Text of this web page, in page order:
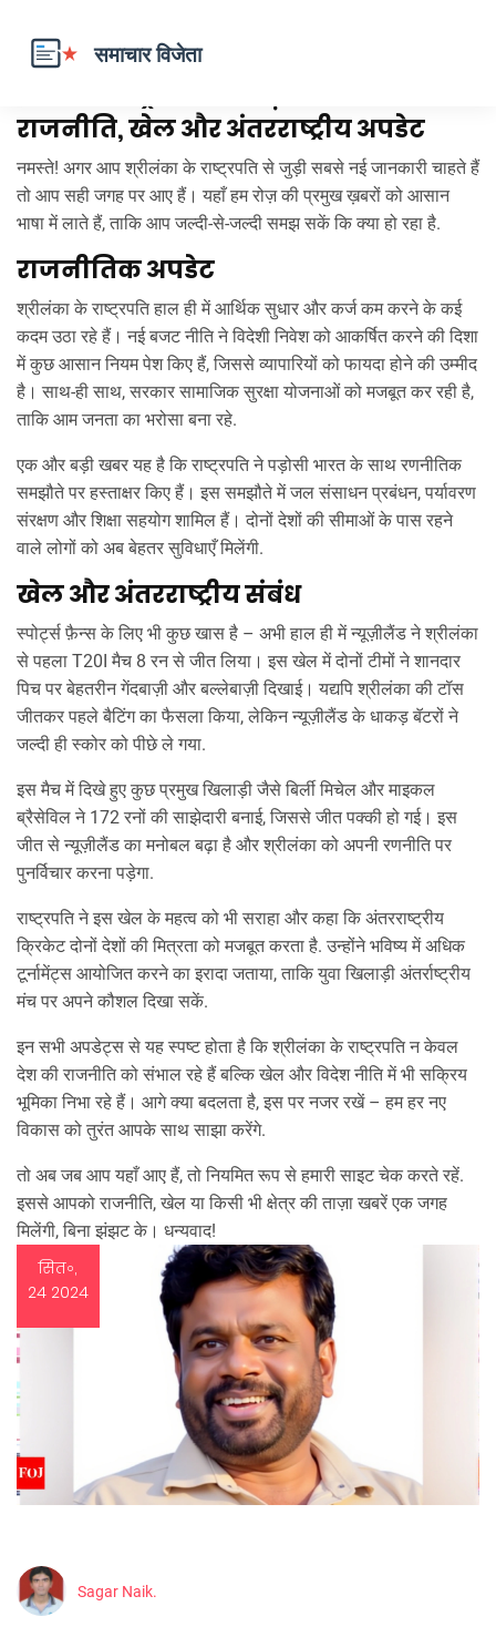
श्रीलंका राष्ट्रपति की ताज़ा खबरें –
राजनीति, खेल और अंतरराष्ट्रीय अपडेट
नमस्ते! अगर आप श्रीलंका के राष्ट्रपति से जुड़ी सबसे नई जानकारी चाहते हैं
तो आप सही जगह पर आए हैं। यहाँ हम रोज़ की प्रमुख ख़बरों को आसान
भाषा में लाते हैं, ताकि आप जल्दी‑से‑जल्दी समझ सकें कि क्या हो रहा है.
राजनीतिक अपडेट
श्रीलंका के राष्ट्रपति हाल ही में आर्थिक सुधार और कर्ज कम करने के कई
कदम उठा रहे हैं। नई बजट नीति ने विदेशी निवेश को आकर्षित करने की दिशा
में कुछ आसान नियम पेश किए हैं, जिससे व्यापारियों को फायदा होने की उम्मीद
है। साथ‑ही साथ, सरकार सामाजिक सुरक्षा योजनाओं को मजबूत कर रही है,
ताकि आम जनता का भरोसा बना रहे.
एक और बड़ी खबर यह है कि राष्ट्रपति ने पड़ोसी भारत के साथ रणनीतिक
समझौते पर हस्ताक्षर किए हैं। इस समझौते में जल संसाधन प्रबंधन, पर्यावरण
संरक्षण और शिक्षा सहयोग शामिल हैं। दोनों देशों की सीमाओं के पास रहने
वाले लोगों को अब बेहतर सुविधाएँ मिलेंगी.
खेल और अंतरराष्ट्रीय संबंध
स्पोर्ट्स फ़ैन्स के लिए भी कुछ खास है – अभी हाल ही में न्यूज़ीलैंड ने श्रीलंका
से पहला T20I मैच 8 रन से जीत लिया। इस खेल में दोनों टीमों ने शानदार
पिच पर बेहतरीन गेंदबाज़ी और बल्लेबाज़ी दिखाई। यद्यपि श्रीलंका की टॉस
जीतकर पहले बैटिंग का फैसला किया, लेकिन न्यूज़ीलैंड के धाकड़ बॅटरों ने
जल्दी ही स्कोर को पीछे ले गया.
इस मैच में दिखे हुए कुछ प्रमुख खिलाड़ी जैसे बिर्ली मिचेल और माइकल
ब्रैसेविल ने 172 रनों की साझेदारी बनाई, जिससे जीत पक्की हो गई। इस
जीत से न्यूज़ीलैंड का मनोबल बढ़ा है और श्रीलंका को अपनी रणनीति पर
पुनर्विचार करना पड़ेगा.
राष्ट्रपति ने इस खेल के महत्व को भी सराहा और कहा कि अंतरराष्ट्रीय
क्रिकेट दोनों देशों की मित्रता को मजबूत करता है. उन्होंने भविष्य में अधिक
टूर्नामेंट्स आयोजित करने का इरादा जताया, ताकि युवा खिलाड़ी अंतर्राष्ट्रीय
मंच पर अपने कौशल दिखा सकें.
इन सभी अपडेट्स से यह स्पष्ट होता है कि श्रीलंका के राष्ट्रपति न केवल
देश की राजनीति को संभाल रहे हैं बल्कि खेल और विदेश नीति में भी सक्रिय
भूमिका निभा रहे हैं। आगे क्या बदलता है, इस पर नजर रखें – हम हर नए
विकास को तुरंत आपके साथ साझा करेंगे.
तो अब जब आप यहाँ आए हैं, तो नियमित रूप से हमारी साइट चेक करते रहें.
इससे आपको राजनीति, खेल या किसी भी क्षेत्र की ताज़ा खबरें एक जगह
मिलेंगी, बिना झंझट के। धन्यवाद!
सित॰,
24 2024
Sagar Naik.